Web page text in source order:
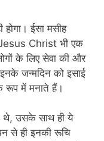
ईसा मसीह
Christ भी एक
के लिए सेवा की और
जन्मदिन को इसाई
रूप में मनाते हैं।
थे, उसके साथ ही ये
से ही इनकी रूचि